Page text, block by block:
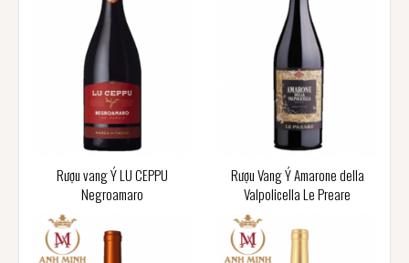
Rượu vang Ý LU CEPPU
Negroamaro
Rượu Vang Ý Amarone della
Valpolicella Le Preare